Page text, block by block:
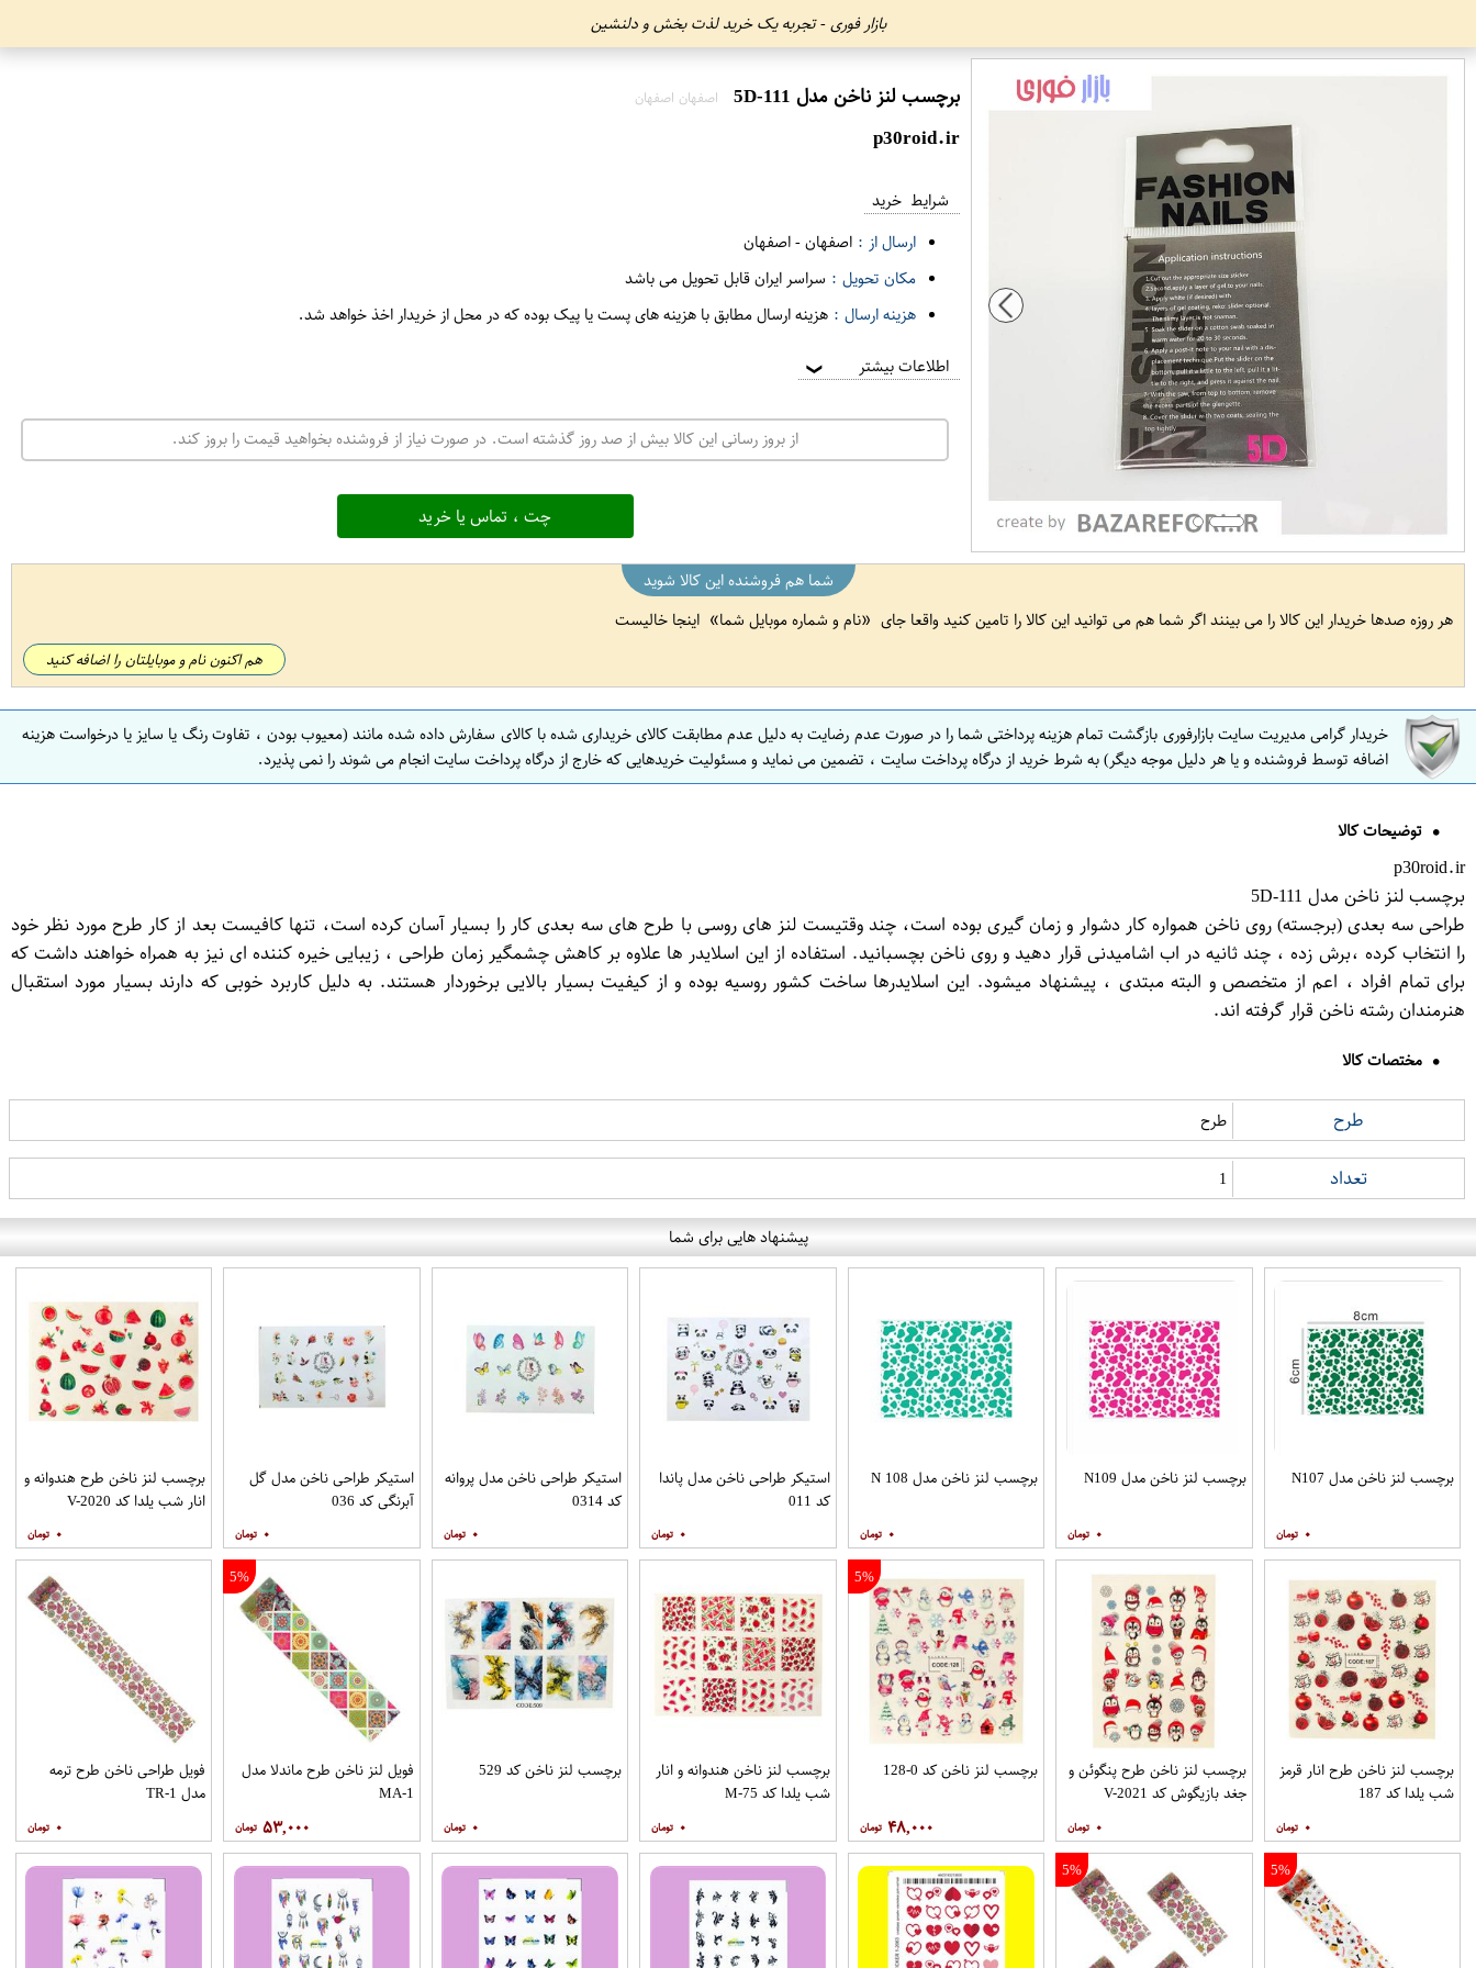
بازار فوری - تجربه یک خرید لذت بخش و دلنشین
برچسب لنز ناخن مدل 5D-111 اصفهان اصفهان
p30roid.ir
شرایط خرید
ارسال از : اصفهان-اصفهان
مکان تحویل : سراسر ایران قابل تحویل می باشد
هزینه ارسال : هزینه ارسال مطابق با هزینه های پست یا پیک بوده که در محل از خریدار اخذ خواهد شد.
اطلاعات بیشتر ❯
از بروز رسانی این کالا بیش از صد روز گذشته است. در صورت نیاز از فروشنده بخواهید قیمت را بروز کند.
چت ، تماس یا خرید
شما هم فروشنده این کالا شوید
هر روزه صدها خریدار این کالا را می بینند اگر شما هم می توانید این کالا را تامین کنید واقعا جای
نام و شماره موبایل شما اینجا خالیست
هم اکنون نام و موبایلتان را اضافه کنید
خریدار گرامی مدیریت سایت بازارفوری بازگشت تمام هزینه پرداختی شما را در صورت عدم رضایت به دلیل عدم مطابقت کالای خریداری شده با کالای سفارش داده شده مانند (معیوب بودن ، تفاوت رنگ یا سایز یا درخواست هزینه
اضافه توسط فروشنده و یا هر دلیل موجه دیگر) به شرط خرید از درگاه پرداخت سایت ، تضمین می نماید و مسئولیت خریدهایی که خارج از درگاه پرداخت سایت انجام می شوند را نمی پذیرد.
توضیحات کالا
p30roid.ir
برچسب لنز ناخن مدل 5D-111
طراحی سه بعدی (برجسته) روی ناخن همواره کار دشوار و زمان گیری بوده است، چند وقتیست لنز های روسی با طرح های سه بعدی کار را بسیار آسان کرده است، تنها کافیست بعد از کار طرح مورد نظر خود
را انتخاب کرده ،برش زده ، چند ثانیه در اب اشامیدنی قرار دهید و روی ناخن بچسبانید. استفاده از این اسلایدر ها علاوه بر کاهش چشمگیر زمان طراحی ، زیبایی خیره کننده ای نیز به همراه خواهند داشت که
برای تمام افراد ، اعم از متخصص و البته مبتدی ، پیشنهاد میشود. این اسلایدرها ساخت کشور روسیه بوده و از کیفیت بسیار بالایی برخوردار هستند. به دلیل کاربرد خوبی که دارند بسیار مورد استقبال
هنرمندان رشته ناخن قرار گرفته اند.
مختصات کالا
طرح طرح
تعداد 1
پیشنهاد هایی برای شما
برچسب لنز ناخن مدل N107
۰
برچسب لنز ناخن مدل N109
۰
برچسب لنز ناخن مدل N 108
۰
استیکر طراحی ناخن مدل پاندا
کد 011
۰
استیکر طراحی ناخن مدل پروانه
کد 0314
۰
استیکر طراحی ناخن مدل گل
آبرنگی کد 036
۰
برچسب لنز ناخن طرح هندوانه و
انار شب یلدا کد V-2020
۰
برچسب لنز ناخن طرح انار قرمز
شب یلدا کد 187
۰
برچسب لنز ناخن طرح پنگوئن و
جغد بازیگوش کد V-2021
۰
5%
برچسب لنز ناخن کد 0-128
۴۸,۰۰۰
برچسب لنز ناخن هندوانه و انار
شب یلدا کد M-75
۰
برچسب لنز ناخن کد 529
۰
5%
فویل لنز ناخن طرح ماندلا مدل
MA-1
۵۳,۰۰۰
فویل طراحی ناخن طرح ترمه
مدل TR-1
۰
5%
5%